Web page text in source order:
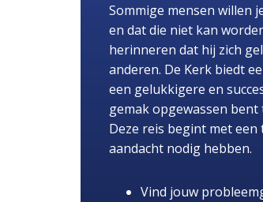
Sommige mensen willen
en dat die niet kan
herinneren dat hij zich
anderen. De Kerk biedt
een gelukkigere en
gemak opgewassen bent
Deze reis begint met een
aandacht nodig hebben.
Vind jouw